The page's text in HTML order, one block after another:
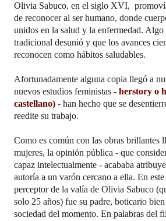
Olivia Sabuco, en el siglo XVI,
de reconocer al ser humano, donde
unidos en la salud y la enfermedad. Algo
tradicional desunió y que los avances
reconocen como hábitos saludables.
Afortunadamente alguna copia llegó a
nuevos estudios feministas - herstory o
castellano) - han hecho que se
reedite su trabajo.
Como es común con las obras brillantes
mujeres, la opinión pública - que
capaz intelectualmente - acababa
autoría a un varón cercano a ella. En
perceptor de la valía de Olivia Sabuco
solo 25 años) fue su padre, boticario